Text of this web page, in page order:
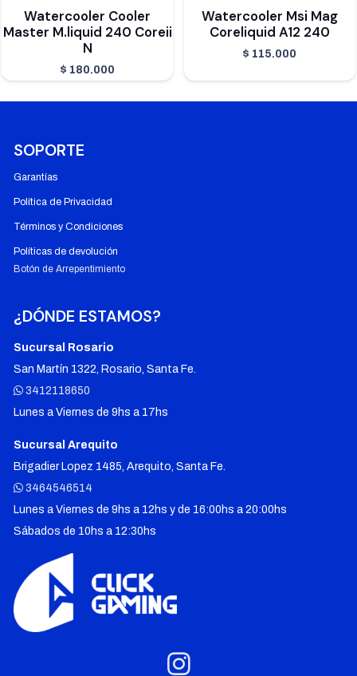
Watercooler Cooler
Master M.liquid 240 Coreii
N
$ 180.000
Watercooler Msi Mag
Coreliquid A12 240
$ 115.000
SOPORTE
Garantías
Política de Privacidad
Términos y Condiciones
Políticas de devolución
Botón de Arrepentimiento
¿DÓNDE ESTAMOS?
Sucursal Rosario
San Martín 1322, Rosario, Santa Fe.
3412118650
Lunes a Viernes de 9hs a 17hs
Sucursal Arequito
Brigadier Lopez 1485, Arequito, Santa Fe.
3464546514
Lunes a Viernes de 9hs a 12hs y de 16:00hs a 20:00hs
Sábados de 10hs a 12:30hs